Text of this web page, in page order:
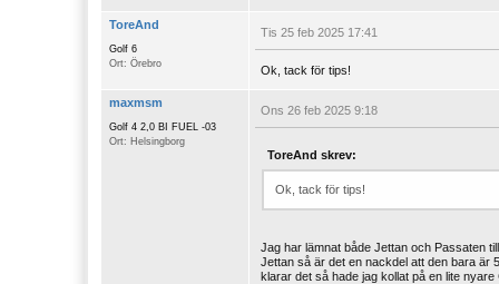
ToreAnd
Golf 6
Ort: Örebro
Tis 25 feb 2025 17:41
Ok, tack för tips!
maxmsm
Golf 4 2,0 BI FUEL -03
Ort: Helsingborg
Ons 26 feb 2025 9:18
ToreAnd skrev:
Ok, tack för tips!
Jag har lämnat både Jettan och Passaten
Jettan så är det en nackdel att den bara är
klarar det så hade jag kollat på en lite